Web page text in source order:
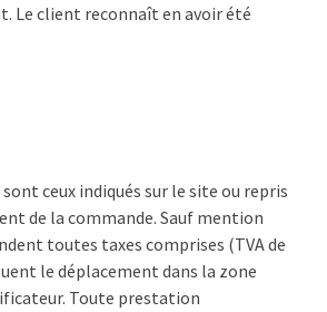
Le client reconnaît en avoir été
ceux indiqués sur le site ou repris
de la commande. Sauf mention
toutes taxes comprises (TVA de
le déplacement dans la zone
Toute prestation